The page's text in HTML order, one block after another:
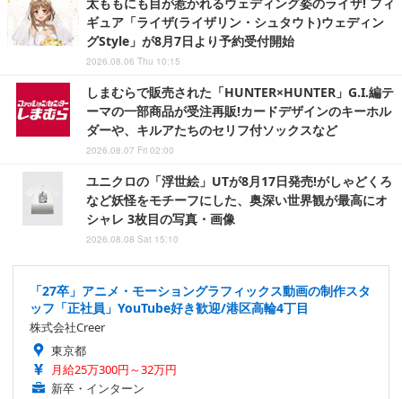
ギュア「ライザ(ライザリン・シュタウト)ウェディン
グStyle」が8月7日より予約受付開始
2026.08.06 Thu 10:15
しまむらで販売された「HUNTER×HUNTER」G.I.編テ
ーマの一部商品が受注再販!カードデザインのキーホル
ダーや、キルアたちのセリフ付ソックスなど
2026.08.07 Fri 02:00
ユニクロの「浮世絵」UTが8月17日発売!がしゃどくろ
など妖怪をモチーフにした、奥深い世界観が最高にオ
シャレ 3枚目の写真・画像
2026.08.08 Sat 15:10
「27卒」アニメ・モーショングラフィックス動画の制作スタ
ッフ「正社員」YouTube好き歓迎/港区高輪4丁目
株式会社Creer
東京都
月給25万300円～32万円
新卒・インターン